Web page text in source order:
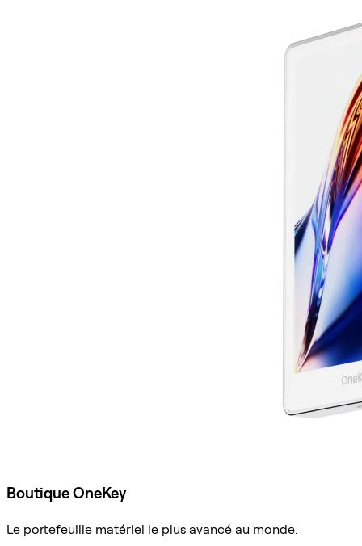
Boutique OneKey
Le portefeuille matériel le plus avancé au monde.